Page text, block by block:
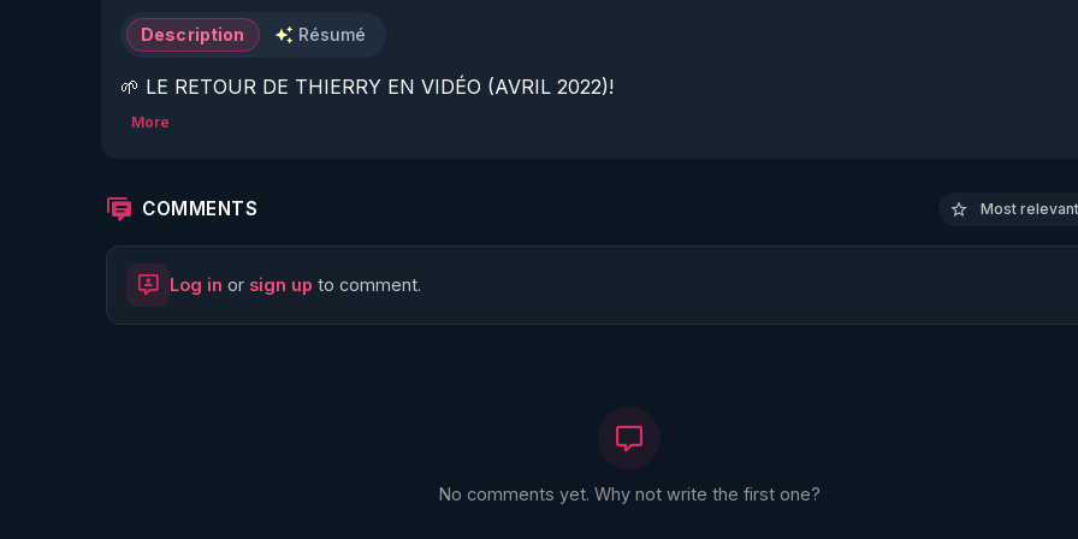
Description Résumé
🌱 LE RETOUR DE THIERRY EN VIDÉO (AVRIL 2022)!
🌱 LE MAGAZINE RÉGÉNÈRE
http://rgnr.li/ymag
More
COMMENTS Most
Log in or sign up to comment.
No comments yet. Why not write the first one?